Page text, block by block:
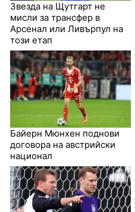
Звезда на Щутгарт не
мисли за трансфер в
Арсенал или Ливърпул на
този етап
Байерн Мюнхен поднови
договора на австрийски
национал